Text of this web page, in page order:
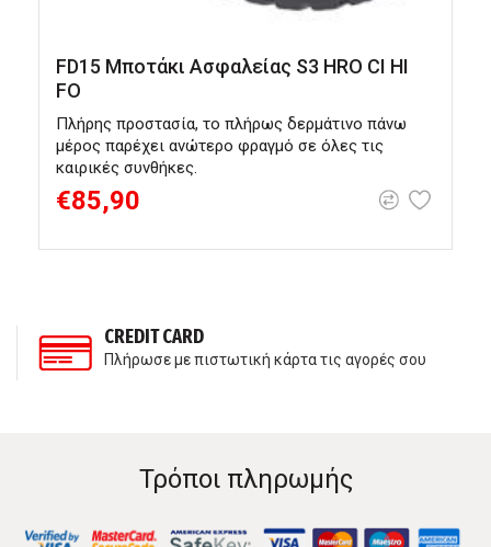
FD15 Μποτάκι Ασφαλείας S3 HRO CI HI
FO
Πλήρης προστασία, το πλήρως δερμάτινο πάνω
μέρος παρέχει ανώτερο φραγμό σε όλες τις
καιρικές συνθήκες.
€85,90
CREDIT CARD
Πλήρωσε με πιστωτική κάρτα τις αγορές σου
Τρόποι πληρωμής